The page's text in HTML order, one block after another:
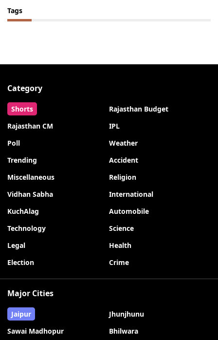
Tags
Category
Shorts
Rajasthan Budget
Rajasthan CM
IPL
Poll
Weather
Trending
Accident
Miscellaneous
Religion
Vidhan Sabha
International
KuchAlag
Automobile
Technology
Science
Legal
Health
Election
Crime
Major Cities
Jaipur
Jhunjhunu
Sawai Madhopur
Bhilwara